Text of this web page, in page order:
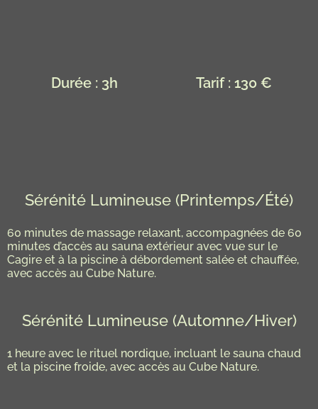
Durée : 3h Tarif : 130 €
Sérénité Lumineuse (Printemps/Été)
60 minutes de massage relaxant, accompagnées de 60
minutes d’accès au sauna extérieur avec vue sur le
Cagire et à la piscine à débordement salée et chauffée,
avec accès au Cube Nature.
Sérénité Lumineuse (Automne/Hiver)
1 heure avec le rituel nordique, incluant le sauna chaud
et la piscine froide, avec accès au Cube Nature.